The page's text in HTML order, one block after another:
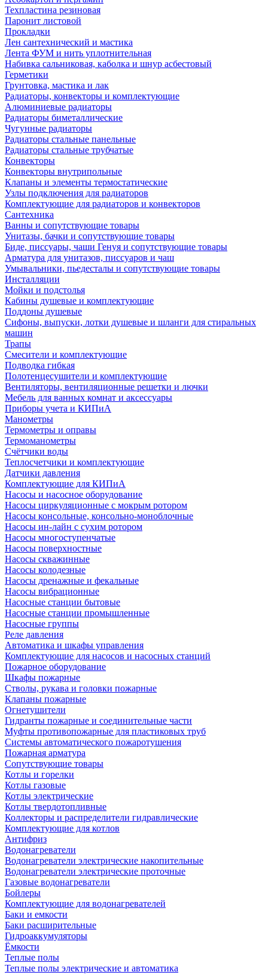
Техпластина резиновая
Паронит листовой
Прокладки
Лен сантехнический и мастика
Лента ФУМ и нить уплотнительная
Набивка сальниковая, каболка и шнур асбестовый
Герметики
Грунтовка, мастика и лак
Радиаторы, конвекторы и комплектующие
Алюминиевые радиаторы
Радиаторы биметаллические
Чугунные радиаторы
Радиаторы стальные панельные
Радиаторы стальные трубчатые
Конвекторы
Конвекторы внутрипольные
Клапаны и элементы термостатические
Узлы подключения для радиаторов
Комплектующие для радиаторов и конвекторов
Сантехника
Ванны и сопутствующие товары
Унитазы, бачки и сопутствующие товары
Биде, писсуары, чаши Генуя и сопутствующие товары
Арматура для унитазов, писсуаров и чаш
Умывальники, пьедесталы и сопутствующие товары
Инсталляции
Мойки и подстолья
Кабины душевые и комплектующие
Поддоны душевые
Сифоны, выпуски, лотки душевые и шланги для стиральных
машин
Трапы
Смесители и комплектующие
Подводка гибкая
Полотенцесушители и комплектующие
Вентиляторы, вентиляционные решетки и лючки
Мебель для ванных комнат и аксессуары
Приборы учета и КИПиА
Манометры
Термометры и оправы
Термоманометры
Счётчики воды
Теплосчетчики и комплектующие
Датчики давления
Комплектующие для КИПиА
Насосы и насосное оборудование
Насосы циркуляционные с мокрым ротором
Насосы консольные, консольно-моноблочные
Насосы ин-лайн с сухим ротором
Насосы многоступенчатые
Насосы поверхностные
Насосы скважинные
Насосы колодезные
Насосы дренажные и фекальные
Насосы вибрационные
Насосные станции бытовые
Насосные станции промышленные
Насосные группы
Реле давления
Автоматика и шкафы управления
Комплектующие для насосов и насосных станций
Пожарное оборудование
Шкафы пожарные
Стволы, рукава и головки пожарные
Клапаны пожарные
Огнетушители
Гидранты пожарные и соединительные части
Муфты противопожарные для пластиковых труб
Системы автоматического пожаротушения
Пожарная арматура
Сопутствующие товары
Котлы и горелки
Котлы газовые
Котлы электрические
Котлы твердотопливные
Коллекторы и распределители гидравлические
Комплектующие для котлов
Антифриз
Водонагреватели
Водонагреватели электрические накопительные
Водонагреватели электрические проточные
Газовые водонагреватели
Бойлеры
Комплектующие для водонагревателей
Баки и емкости
Баки расширительные
Гидроаккумуляторы
Ёмкости
Теплые полы
Теплые полы электрические и автоматика